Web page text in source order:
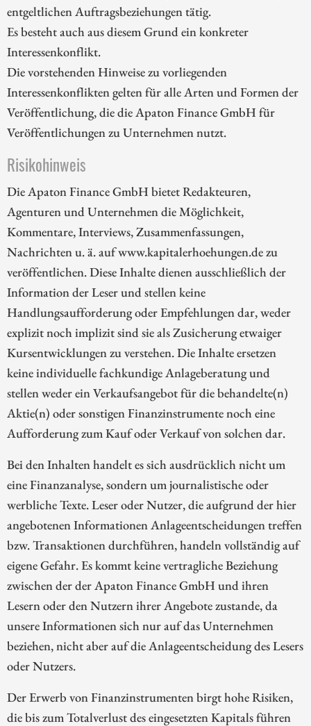
entgeltlichen Auftragsbeziehungen tätig.
Es besteht auch aus diesem Grund ein konkreter
Interessenkonflikt.
Die vorstehenden Hinweise zu vorliegenden
Interessenkonflikten gelten für alle Arten und Formen der
Veröffentlichung, die die Apaton Finance GmbH für
Veröffentlichungen zu Unternehmen nutzt.
Risikohinweis
Die Apaton Finance GmbH bietet Redakteuren,
Agenturen und Unternehmen die Möglichkeit,
Kommentare, Interviews, Zusammenfassungen,
Nachrichten u. ä. auf www.kapitalerhoehungen.de zu
veröffentlichen. Diese Inhalte dienen ausschließlich der
Information der Leser und stellen keine
Handlungsaufforderung oder Empfehlungen dar, weder
explizit noch implizit sind sie als Zusicherung etwaiger
Kursentwicklungen zu verstehen. Die Inhalte ersetzen
keine individuelle fachkundige Anlageberatung und
stellen weder ein Verkaufsangebot für die behandelte(n)
Aktie(n) oder sonstigen Finanzinstrumente noch eine
Aufforderung zum Kauf oder Verkauf von solchen dar.
Bei den Inhalten handelt es sich ausdrücklich nicht um
eine Finanzanalyse, sondern um journalistische oder
werbliche Texte. Leser oder Nutzer, die aufgrund der hier
angebotenen Informationen Anlageentscheidungen treffen
bzw. Transaktionen durchführen, handeln vollständig auf
eigene Gefahr. Es kommt keine vertragliche Beziehung
zwischen der der Apaton Finance GmbH und ihren
Lesern oder den Nutzern ihrer Angebote zustande, da
unsere Informationen sich nur auf das Unternehmen
beziehen, nicht aber auf die Anlageentscheidung des Lesers
oder Nutzers.
Der Erwerb von Finanzinstrumenten birgt hohe Risiken,
die bis zum Totalverlust des eingesetzten Kapitals führen